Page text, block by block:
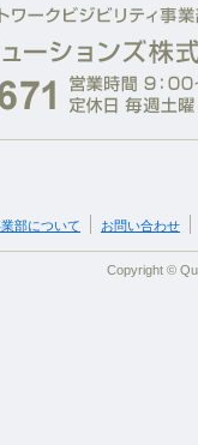
部について お問い合わせ
Copyright ©